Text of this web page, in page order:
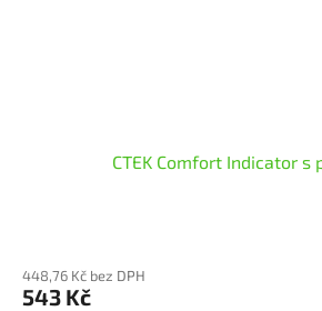
CTEK Comfort Indicator s
448,76 Kč bez DPH
543 Kč